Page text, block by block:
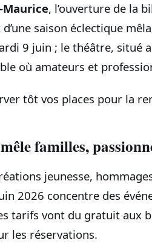
Maurice, l’ouverture de la
saison éclectique
9 juin ; le théâtre, situé
où amateurs et
tôt vos places pour la
familles,
jeunesse,
2026 concentre des
tarifs vont du gratuit aux
les réservations.